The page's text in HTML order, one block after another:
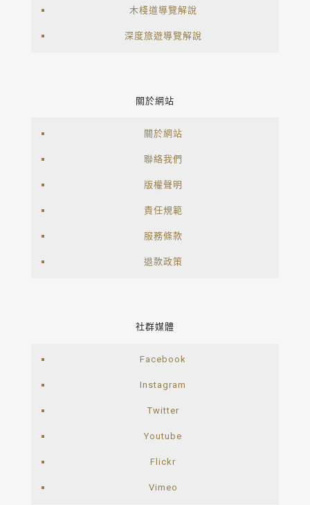
木棧道導覽解說
深度旅遊導覽解說
關於網站
關於網站
聯絡我們
版權聲明
責任規範
服務條款
退款政策
社群媒體
Facebook
Instagram
Twitter
Youtube
Flickr
Vimeo